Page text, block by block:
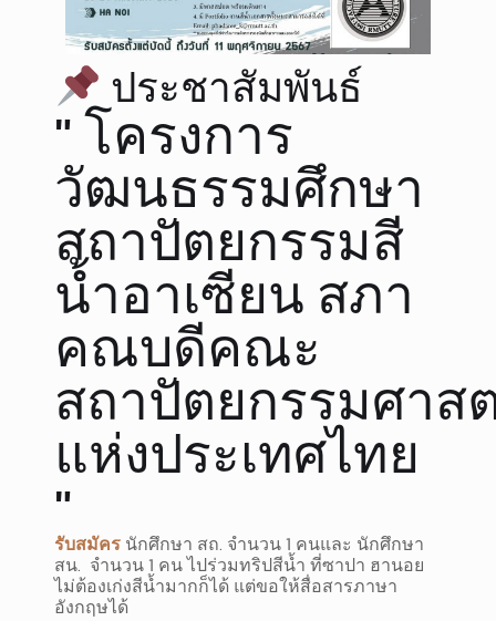
ประชาสัมพันธ์
" โครงการ
วัฒนธรรมศึกษา
สถาปัตยกรรมสี
น้ำอาเซียน สภา
คณบดีคณะ
สถาปัตยกรรมศาส
แห่งประเทศไทย
"
รับสมัคร นักศึกษา สถ. จำนวน1 คนและ นักศึกษา
สน. จำนวน1 คน ไปร่วมทริปสีน้ำ ที่ซาปา ฮานอย
ไม่ต้องเก่งสีน้ำมากก็ได้ แต่ขอให้สื่อสารภาษา
อังกฤษได้